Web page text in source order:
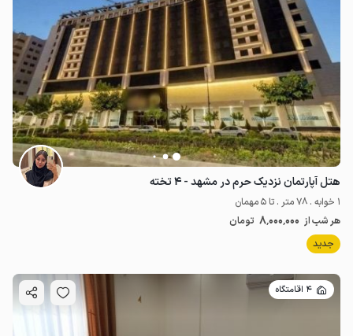
هتل آپارتمان نزدیک حرم در مشهد - ۴ تخته
1 خوابه . 78 متر . تا 5 مهمان
هر شب از 8٬000٬000 تومان
جدید
4 اقامتگاه